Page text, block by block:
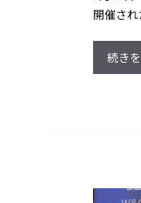
開催さ
続き